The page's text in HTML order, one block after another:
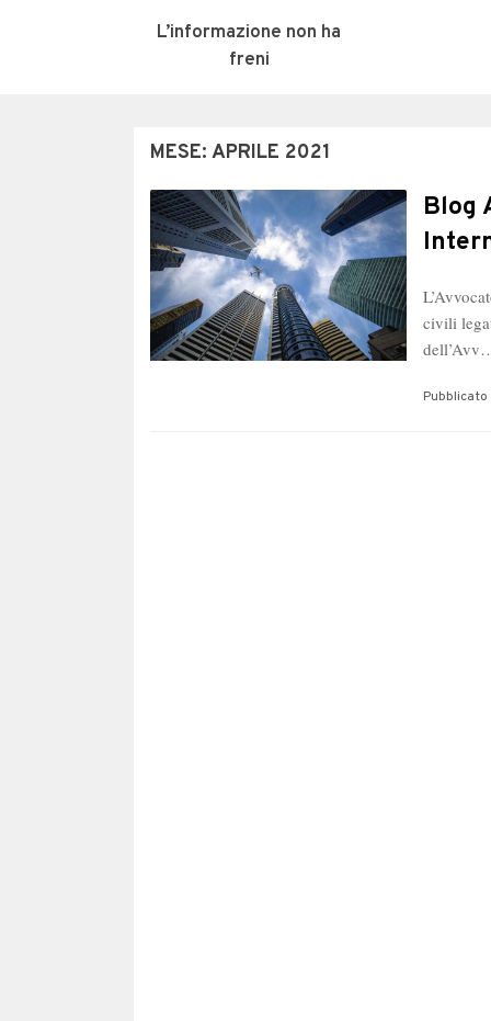
L’informazione non ha
freni
MESE: APRILE 2021
Blog
civili
Pubblicato